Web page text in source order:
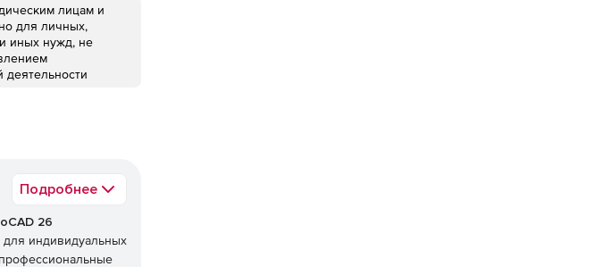
лицам и
для личных,
иных нужд, не
деятельности
Подробнее
26
индивидуальных